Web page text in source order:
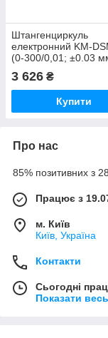
Штангенциркуль
електронний KM-
(0-300/0,01; ±0.03
бігунком.
виробника
3 626 ₴
Купити
Про нас
85% позитивних з 28
Працює з
м. Київ
Київ, Україна
Контакти
Сьогодні
Показати